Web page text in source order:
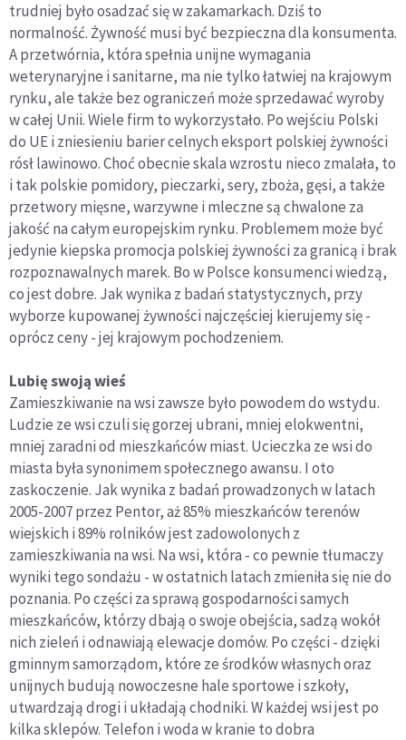
trudniej było osadzać się w zakamarkach. Dziś to
normalność. Żywność musi być bezpieczna dla konsumenta.
A przetwórnia, która spełnia unijne wymagania
weterynaryjne i sanitarne, ma nie tylko łatwiej na krajowym
rynku, ale także bez ograniczeń może sprzedawać wyroby
w całej Unii. Wiele firm to wykorzystało. Po wejściu Polski
do UE i zniesieniu barier celnych eksport polskiej żywności
rósł lawinowo. Choć obecnie skala wzrostu nieco zmalała, to
i tak polskie pomidory, pieczarki, sery, zboża, gęsi, a także
przetwory mięsne, warzywne i mleczne są chwalone za
jakość na całym europejskim rynku. Problemem może być
jedynie kiepska promocja polskiej żywności za granicą i brak
rozpoznawalnych marek. Bo w Polsce konsumenci wiedzą,
co jest dobre. Jak wynika z badań statystycznych, przy
wyborze kupowanej żywności najczęściej kierujemy się -
oprócz ceny - jej krajowym pochodzeniem.
Lubię swoją wieś
Zamieszkiwanie na wsi zawsze było powodem do wstydu.
Ludzie ze wsi czuli się gorzej ubrani, mniej elokwentni,
mniej zaradni od mieszkańców miast. Ucieczka ze wsi do
miasta była synonimem społecznego awansu. I oto
zaskoczenie. Jak wynika z badań prowadzonych w latach
2005-2007 przez Pentor, aż 85% mieszkańców terenów
wiejskich i 89% rolników jest zadowolonych z
zamieszkiwania na wsi. Na wsi, która - co pewnie tłumaczy
wyniki tego sondażu - w ostatnich latach zmieniła się nie do
poznania. Po części za sprawą gospodarności samych
mieszkańców, którzy dbają o swoje obejścia, sadzą wokół
nich zieleń i odnawiają elewacje domów. Po części - dzięki
gminnym samorządom, które ze środków własnych oraz
unijnych budują nowoczesne hale sportowe i szkoły,
utwardzają drogi i układają chodniki. W każdej wsi jest po
kilka sklepów. Telefon i woda w kranie to dobra